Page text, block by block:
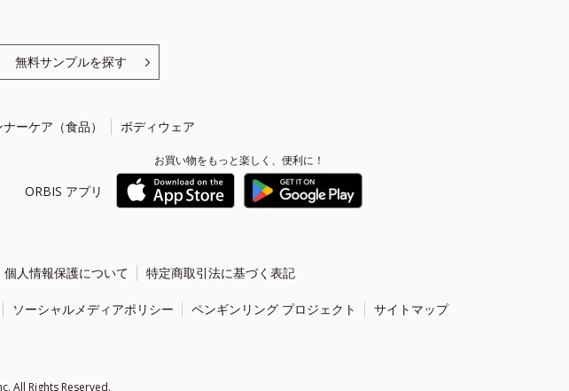
無料サンプルを探す
ーケア（食品） ボディウェア
ORBIS アプリ
お買い物をもっと楽しく、便利に！
個人情報保護について 特定商取引法に基づく表記
ソーシャルメディアポリシー ペンギンリング プロジェクト サイトマップ
All Rights Reserved.